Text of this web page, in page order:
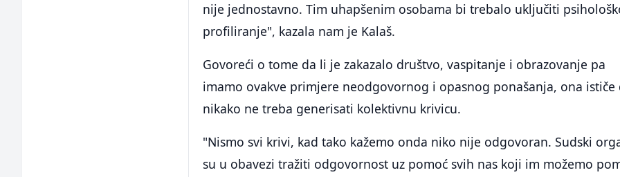
nije jednostavno. Tim uhapšenim osobama bi trebalo uključiti
profiliranje", kazala nam je Kalaš.
Govoreći o tome da li je zakazalo društvo, vaspitanje i obrazovanje pa
imamo ovakve primjere neodgovornog i opasnog ponašanja, ona ističe
nikako ne treba generisati kolektivnu krivicu.
"Nismo svi krivi, kad tako kažemo onda niko nije odgovoran. Sudski
su u obavezi tražiti odgovornost uz pomoć svih nas koji im možemo